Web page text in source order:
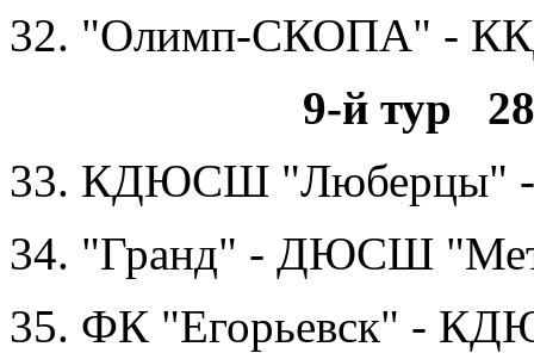
32. "Олимп-СКОПА" -
9-й тур
33. КДЮСШ "Люберцы"
34. "Гранд" - ДЮСШ
35. ФК "Егорьевск" -